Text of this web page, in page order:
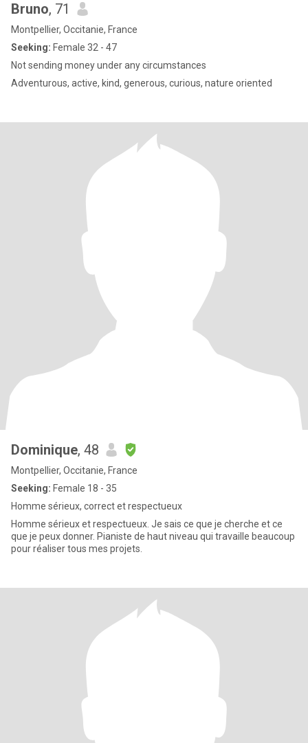
Bruno, 71
Montpellier, Occitanie, France
Seeking: Female 32 - 47
Not sending money under any circumstances
Adventurous, active, kind, generous, curious, nature oriented
Dominique, 48
Montpellier, Occitanie, France
Seeking: Female 18 - 35
Homme sérieux, correct et respectueux
Homme sérieux et respectueux. Je sais ce que je cherche et ce
que je peux donner. Pianiste de haut niveau qui travaille beaucoup
pour réaliser tous mes projets.